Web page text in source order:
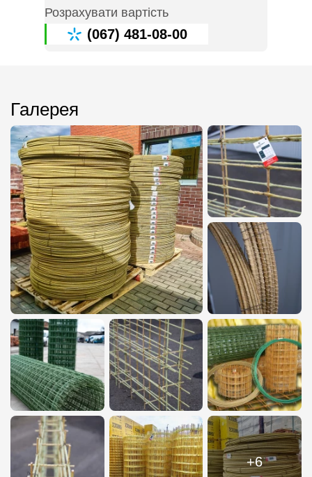
Розрахувати вартість
(067) 481-08-00
Галерея
+6